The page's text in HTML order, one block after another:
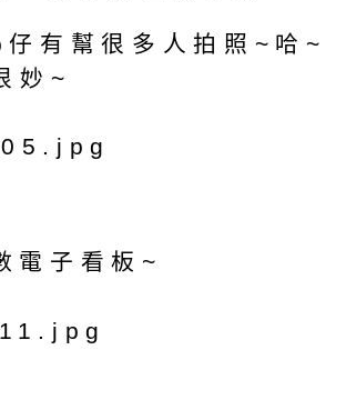
仔有幫很多人拍照~哈~
妙~
電子看板~